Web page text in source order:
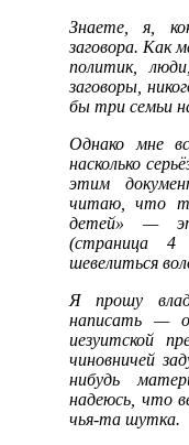
Знаете, я,
заговора. Как
политик,
заговоры,
бы три семьи
Однако мне
насколько
этим
читаю, что
детей» —
(страница 4
шевелиться
Я прошу
написать —
иезуитской
чиновничей
нибудь
надеюсь, что
чья-та шутка.